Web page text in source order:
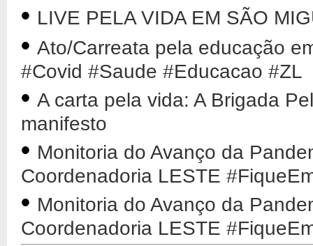
• LIVE PELA VIDA EM SÃO
• Ato/Carreata pela educação
#Covid #Saude #Educacao #ZL
• A carta pela vida: A Brigada
manifesto
• Monitoria do Avanço da
Coordenadoria LESTE
• Monitoria do Avanço da
Coordenadoria LESTE